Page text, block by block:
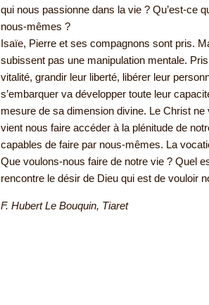
qui nous passionne dans la vie ? Qu’est-ce
nous-mêmes ?
Isaïe, Pierre et ses compagnons sont pris.
subissent pas une manipulation mentale.
vitalité, grandir leur liberté, libérer leur
s’embarquer va développer toute leur
mesure de sa dimension divine. Le Christ ne
vient nous faire accéder à la plénitude de
capables de faire par nous-mêmes. La
Que voulons-nous faire de notre vie ? Quel
rencontre le désir de Dieu qui est de vouloir
F. Hubert Le Bouquin, Tiaret